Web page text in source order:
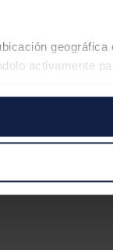
activamente
personalizar el
les haya